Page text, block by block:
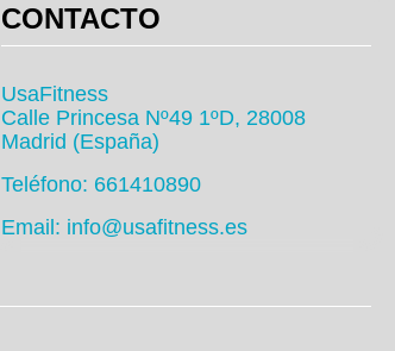
CONTACTO
UsaFitness
Calle Princesa Nº49 1ºD, 28008
Madrid (España)
Teléfono: 661410890
Email: info@usafitness.es